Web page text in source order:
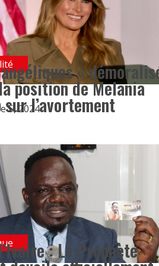
«
position de Melania
sur l’avortement
5, 2024
: Le Prophète